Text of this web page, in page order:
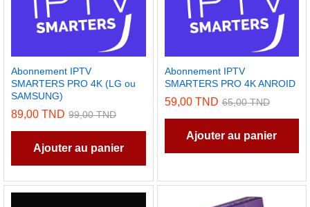
Abonnement IPTV
SMARTERS PRO 4K (LG ou
SAMSUNG)
89,00 TND 99,00TND
Ajouter au panier
Abonnement IPTV
SMARTERS PRO 4K ANROID
59,00 TND 65,00TND
Ajouter au panier